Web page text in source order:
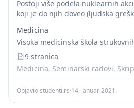
Postoji više podela nuklearnih
koji je do njih doveo (ljudska
sistemi, reaktor, radiokativni
dejstvu...
Medicina
Visoka medicinska škola
9 stranica
Medicina, Seminarski radovi,
Objavio studenti.rs·14. januar 2021.